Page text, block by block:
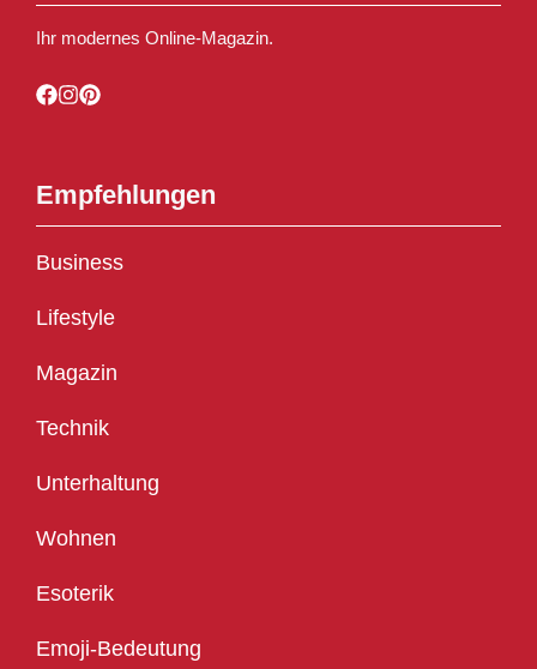
Ihr modernes Online-Magazin.
Empfehlungen
Business
Lifestyle
Magazin
Technik
Unterhaltung
Wohnen
Esoterik
Emoji-Bedeutung